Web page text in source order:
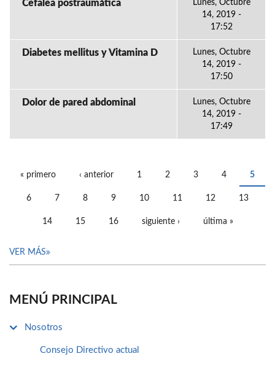
Cefalea postraumática
Lunes, Octubre
14, 2019 -
17:52
Diabetes mellitus y Vitamina D
Lunes, Octubre
14, 2019 -
17:50
Dolor de pared abdominal
Lunes, Octubre
14, 2019 -
17:49
« primero ‹ anterior 1 2 3 4 5
6 7 8 9 10 11 12 13
14 15 16 siguiente › última »
VER MÁS
MENÚ PRINCIPAL
Nosotros
Consejo Directivo actual